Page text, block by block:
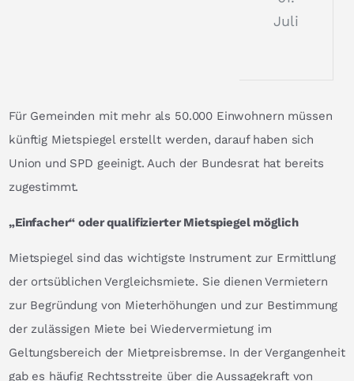
Juli
Für Gemeinden mit mehr als 50.000 Einwohnern müssen
künftig Mietspiegel erstellt werden, darauf haben sich
Union und SPD geeinigt. Auch der Bundesrat hat bereits
zugestimmt.
„Einfacher“ oder qualifizierter Mietspiegel möglich
Mietspiegel sind das wichtigste Instrument zur Ermittlung
der ortsüblichen Vergleichsmiete. Sie dienen Vermietern
zur Begründung von Mieterhöhungen und zur Bestimmung
der zulässigen Miete bei Wiedervermietung im
Geltungsbereich der Mietpreisbremse. In der Vergangenheit
gab es häufig Rechtsstreite über die Aussagekraft von